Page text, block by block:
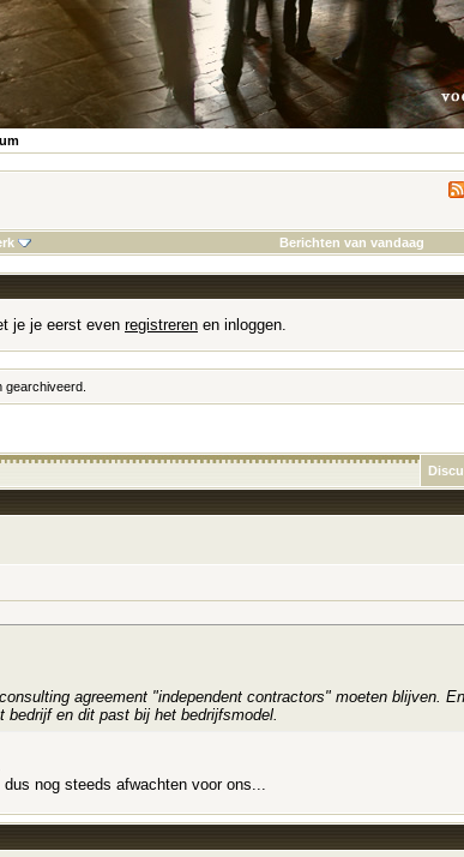
Berichten van vandaag
je je eerst even registreren en inloggen.
gearchiveerd.
agreement "independent contractors" moeten blijven.
bedrijf en dit past bij het bedrijfsmodel.
nog steeds afwachten voor ons...